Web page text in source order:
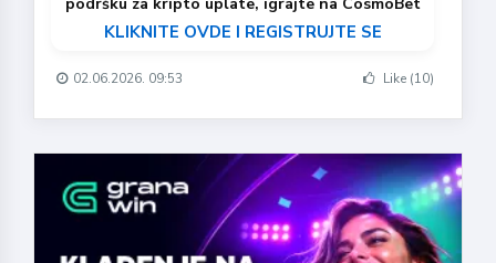
KLIKNITE OVDE I REGISTRUJTE SE
02.06.2026. 09:53 Like (10)